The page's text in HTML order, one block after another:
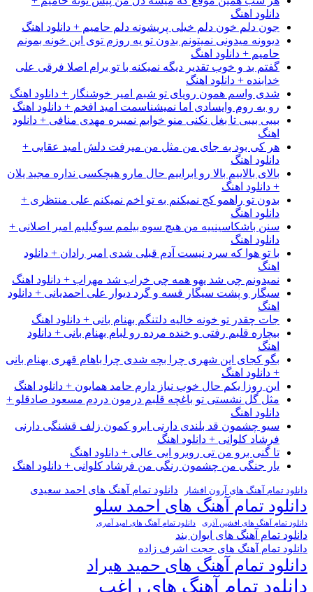
دانلود اهنگ
جون دلم خون دلم خیلی پریشونه دلم حامیم + دانلود اهنگ
دیوونه میدونی نمیتونم بدون تو یه روزم توی این خونه بمونم
حامیم + دانلود اهنگ
گفتم بد و خوب تقدیر دیگه نمیکنه با تو برام اصلا فرقی علی
خدابنده + دانلود اهنگ
شدی واسم همون رویای تو شبم امیر خوشنگار + دانلود اهنگ
رو به روم وایسادی اما نمیشناسمت امید افخم + دانلود اهنگ
بیبی بیبی تا بغل نکنی منو خوابم نمیبره مهدی منافی + دانلود
اهنگ
هر کی بود به جای من مثل من میرفت دلش امید عقابی +
دانلود اهنگ
بالای بالاییم بالا رو ابراییم حال مارو هیچکسی نداره مجید یلان
+ دانلود اهنگ
بدون تو راهمو کج نمیکنم به تو اخم نمیکنم علی منتظری +
دانلود اهنگ
سنن باشکاسینییه من هیچ سوه بیلمم سوگیلیم امیر اصلانی +
دانلود اهنگ
با تو هوا که سرد نیست آدم قبلی شدی امیر رادان + دانلود
اهنگ
نمیدونم چی شد یهو همه چی خراب شد مهراب + دانلود اهنگ
سیگار و پشت سیگار قسه و گرد دیوار علی احمدیانی + دانلود
اهنگ
جات چقدر تو خونه خالیه دلتنگم بهنام بانی + دانلود اهنگ
بیچاره قلبم رفتی و خنده مرده رو لبام بهنام بانی + دانلود
اهنگ
بگو کجای این شهری چرا بچه شدی چرا باهام قهری بهنام بانی
+ دانلود اهنگ
این روزا یکم حال خوب نیاز دارم حامد همایون + دانلود اهنگ
مثل گل نشستی تو باغچه قلبم درمون دردم مسعود صادقلو +
دانلود اهنگ
سیو چشمون قد بلندی دارنی ابرو کمون زلف قشنگی دارنی
فرشاد کلوانی + دانلود اهنگ
تا گنی برو من تی روبرو ابی عالی + دانلود اهنگ
یار جنگی من چشمون رنگی من فرشاد کلوانی + دانلود اهنگ
دانلود تمام آهنگ های آرون افشار دانلود تمام آهنگ های احمد سعیدی
دانلود تمام آهنگ های احمد سلو
دانلود تمام آهنگ های افشین آذری دانلود تمام آهنگ های امید آمری
دانلود تمام آهنگ های ایوان بند
دانلود تمام آهنگ های حجت اشرف زاده
دانلود تمام آهنگ های حمید هیراد
دانلود تمام آهنگ های راغب